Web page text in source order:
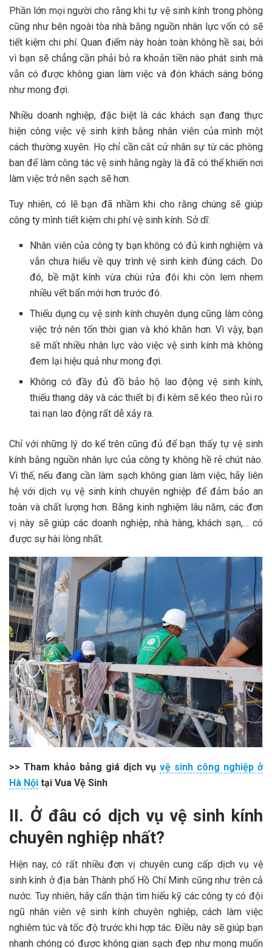
Phần lớn mọi người cho rằng khi tự vệ sinh kính trong phòng
cũng như bên ngoài tòa nhà bằng nguồn nhân lực vốn có sẽ
tiết kiệm chi phí. Quan điểm này hoàn toàn không hề sai, bởi
vì bạn sẽ chẳng cần phải bỏ ra khoản tiền nào phát sinh mà
vẫn có được không gian làm việc và đón khách sáng bóng
như mong đợi.
Nhiều doanh nghiệp, đặc biệt là các khách sạn đang thực
hiện công việc vệ sinh kính bằng nhân viên của mình một
cách thường xuyên. Họ chỉ cần cắt cử nhân sự từ các phòng
ban để làm công tác vệ sinh hằng ngày là đã có thể khiến nơi
làm việc trở nên sạch sẽ hơn.
Tuy nhiên, có lẽ bạn đã nhầm khi cho rằng chúng sẽ giúp
công ty mình tiết kiệm chi phí vệ sinh kính. Sở dĩ:
Nhân viên của công ty bạn không có đủ kinh nghiệm và
vẫn chưa hiểu về quy trình vệ sinh kính đúng cách. Do
đó, bề mặt kính vừa chùi rửa đôi khi còn lem nhem
nhiều vết bẩn mới hơn trước đó.
Thiếu dụng cụ vệ sinh kính chuyên dụng cũng làm công
việc trở nên tốn thời gian và khó khăn hơn. Vì vậy, bạn
sẽ mất nhiều nhân lực vào việc vệ sinh kính mà không
đem lại hiệu quả như mong đợi.
Không có đầy đủ đồ bảo hộ lao động vệ sinh kính,
thiếu thang dây và các thiết bị đi kèm sẽ kéo theo rủi ro
tai nạn lao động rất dễ xảy ra.
Chỉ với những lý do kể trên cũng đủ để bạn thấy tự vệ sinh
kính bằng nguồn nhân lực của công ty không hề rẻ chút nào.
Vì thế, nếu đang cần làm sạch không gian làm việc, hãy liên
hệ với dịch vụ vệ sinh kính chuyên nghiệp để đảm bảo an
toàn và chất lượng hơn. Bằng kinh nghiệm lâu năm, các đơn
vị này sẽ giúp các doanh nghiệp, nhà hàng, khách sạn,… có
được sự hài lòng nhất.
>> Tham khảo bảng giá dịch vụvệ sinh công nghiệp ở
Hà Nội tại Vua Vệ Sinh
II. Ở đâu có dịch vụ vệ sinh kính
chuyên nghiệp nhất?
Hiện nay, có rất nhiều đơn vị chuyên cung cấp dịch vụ vệ
sinh kính ở địa bàn Thành phố Hồ Chí Minh cũng như trên cả
nước. Tuy nhiên, hãy cẩn thận tìm hiểu kỹ các công ty có đội
ngũ nhân viên vệ sinh kính chuyên nghiệp, cách làm việc
nghiêm túc và tốc độ trước khi hợp tác. Điều này sẽ giúp bạn
nhanh chóng có được không gian sạch đẹp như mong muốn